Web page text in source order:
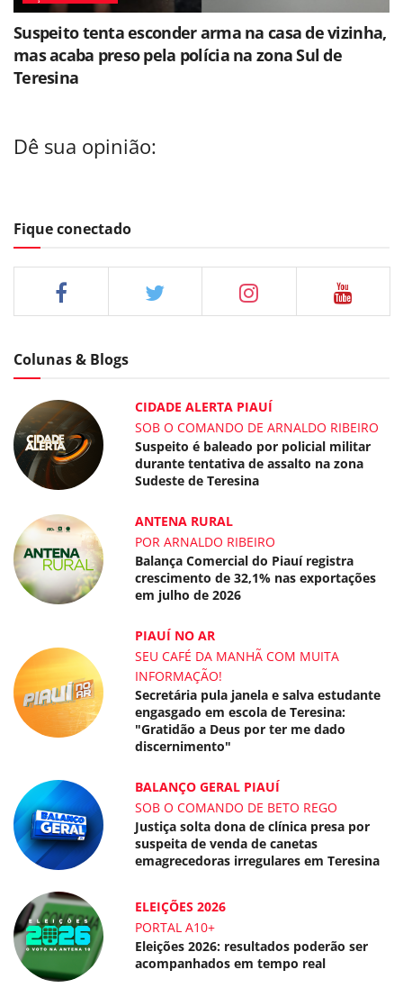
Suspeito tenta esconder arma na casa de vizinha,
mas acaba preso pela polícia na zona Sul de
Teresina
Dê sua opinião:
Fique conectado
Colunas & Blogs
CIDADE ALERTA PIAUÍ
SOB O COMANDO DE ARNALDO RIBEIRO
Suspeito é baleado por policial militar
durante tentativa de assalto na zona
Sudeste de Teresina
ANTENA RURAL
POR ARNALDO RIBEIRO
Balança Comercial do Piauí registra
crescimento de 32,1% nas exportações
em julho de 2026
PIAUÍ NO AR
SEU CAFÉ DA MANHÃ COM MUITA
INFORMAÇÃO!
Secretária pula janela e salva estudante
engasgado em escola de Teresina:
"Gratidão a Deus por ter me dado
discernimento"
BALANÇO GERAL PIAUÍ
SOB O COMANDO DE BETO REGO
Justiça solta dona de clínica presa por
suspeita de venda de canetas
emagrecedoras irregulares em Teresina
ELEIÇÕES 2026
PORTAL A10+
Eleições 2026: resultados poderão ser
acompanhados em tempo real